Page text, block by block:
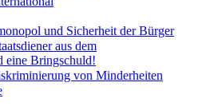
und Sicherheit der Bürger
aus dem
eine Bringschuld!
von Minderheiten